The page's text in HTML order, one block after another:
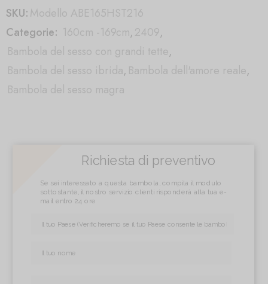
SKU:Modello ABE165HST216
Categorie: 160cm -169cm,2409,
Bambola del sesso con grandi tette,
Bambola del sesso ibrida, Bambola dell'amore reale,
Bambola del sesso magra
Richiesta di preventivo
Se sei interessato a questa bambola, compila il modulo
sottostante, il nostro servizio clienti risponderà alla tua e-
mail entro 24 ore